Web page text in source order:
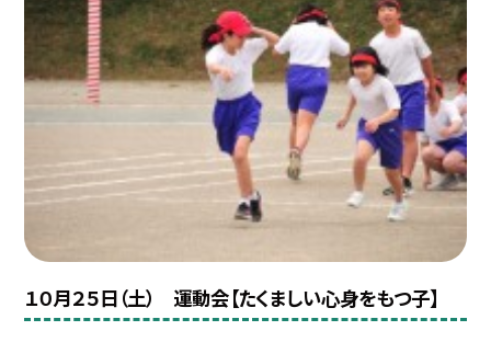
１０月２５日（土） 運動会【たくましい心身をもつ子】